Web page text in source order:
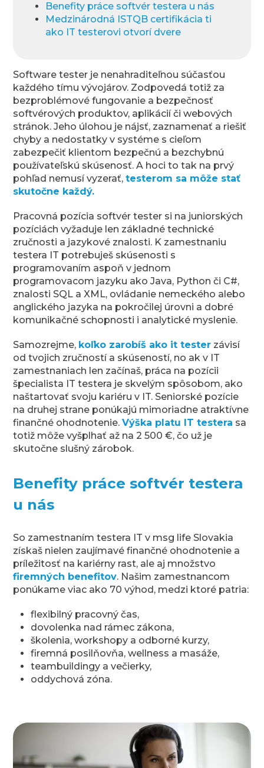
Benefity práce softvér testera u nás
Medzinárodná ISTQB certifikácia ti
ako IT testerovi otvorí dvere
Software tester je nenahraditeľnou súčasťou
každého tímu vývojárov. Zodpovedá totiž za
bezproblémové fungovanie a bezpečnosť
softvérových produktov, aplikácií či webových
stránok. Jeho úlohou je nájsť, zaznamenať a riešiť
chyby a nedostatky v systéme s cieľom
zabezpečiť klientom bezpečnú a bezchybnú
používateľskú skúsenosť. A hoci to tak na prvý
pohľad nemusí vyzerať,testerom sa môže stať
skutočne každý.
Pracovná pozícia softvér tester si na juniorských
pozíciách vyžaduje len základné technické
zručnosti a jazykové znalosti. K zamestnaniu
testera IT potrebuješ skúsenosti s
programovaním aspoň v jednom
programovacom jazyku ako Java, Python či C#,
znalosti SQL a XML, ovládanie nemeckého alebo
anglického jazyka na pokročilej úrovni a dobré
komunikačné schopnosti i analytické myslenie.
Samozrejme, koľko zarobíš ako it tester závisí
od tvojich zručností a skúseností, no ak v IT
zamestnaniach len začínaš, práca na pozícii
špecialista IT testera je skvelým spôsobom, ako
naštartovať svoju kariéru v IT. Seniorské pozície
na druhej strane ponúkajú mimoriadne atraktívne
finančné ohodnotenie.Výška platu IT testera sa
totiž môže vyšplhať až na 2 500 €, čo už je
skutočne slušný zárobok.
Benefity práce softvér testera
u nás
So zamestnaním testera IT v msg life Slovakia
získaš nielen zaujímavé finančné ohodnotenie a
príležitosť na kariérny rast, ale aj množstvo
firemných benefitov. Našim zamestnancom
ponúkame viac ako 70 výhod, medzi ktoré patria:
flexibilný pracovný čas,
dovolenka nad rámec zákona,
školenia, workshopy a odborné kurzy,
firemná posilňovňa, wellness a masáže,
teambuildingy a večierky,
oddychová zóna.